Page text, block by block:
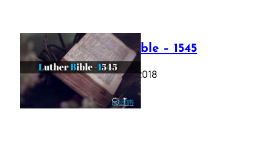
Luther Bible – 1545
October 17, 2018